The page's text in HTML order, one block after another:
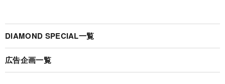
DIAMOND SPECIAL一覧
広告企画一覧